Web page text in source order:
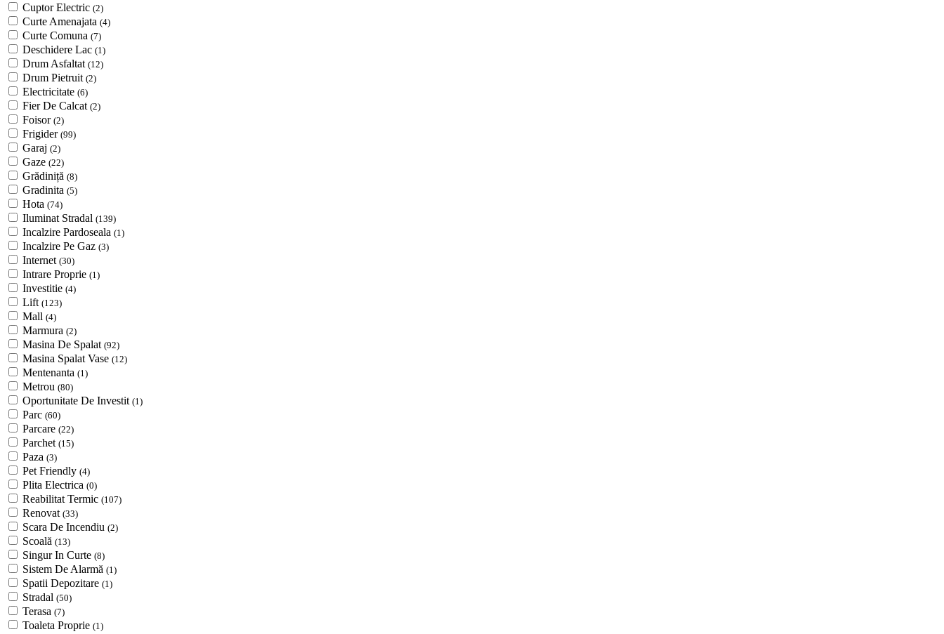
Cuptor Electric (2)
Curte Amenajata (4)
Curte Comuna (7)
Deschidere Lac (1)
Drum Asfaltat (12)
Drum Pietruit (2)
Electricitate (6)
Fier De Calcat (2)
Foisor (2)
Frigider (99)
Garaj (2)
Gaze (22)
Grădiniță (8)
Gradinita (5)
Hota (74)
Iluminat Stradal (139)
Incalzire Pardoseala (1)
Incalzire Pe Gaz (3)
Internet (30)
Intrare Proprie (1)
Investitie (4)
Lift (123)
Mall (4)
Marmura (2)
Masina De Spalat (92)
Masina Spalat Vase (12)
Mentenanta (1)
Metrou (80)
Oportunitate De Investit (1)
Parc (60)
Parcare (22)
Parchet (15)
Paza (3)
Pet Friendly (4)
Plita Electrica (0)
Reabilitat Termic (107)
Renovat (33)
Scara De Incendiu (2)
Scoală (13)
Singur In Curte (8)
Sistem De Alarmă (1)
Spatii Depozitare (1)
Stradal (50)
Terasa (7)
Toaleta Proprie (1)